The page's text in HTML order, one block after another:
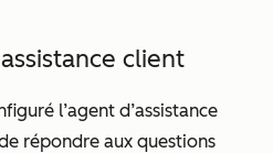
client
l’agent d’assistance
répondre aux questions